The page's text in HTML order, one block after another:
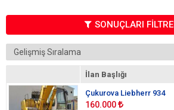
SONUÇLARI
İlan Başlığı
Çukurova Liebherr 934
160.000